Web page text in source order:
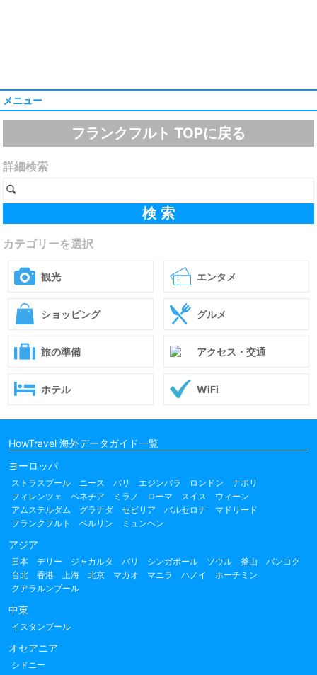
メニュー
フランクフルト TOPに戻る
詳細検索
カテゴリーを選択
観光 エンタメ
ショッピング グルメ
旅の準備 アクセス・交通
ホテル WiFi
HowTravel 海外データガイド一覧
ヨーロッパ
ストラスブール ニース パリ エジンバラ ロンドン
ナポリ
フィレンツェ
ベネチア ミラノ ローマ スイス
ウィーン
アムステルダム
グラナダ セビリア バルセロナ
マドリード
フランクフルト
ベルリン ミュンヘン
アジア
日本 デリー ジャカルタ バリ シンガポール ソウル 釜山
バンコク
台北
香港 上海 北京 マカオ マニラ ハノイ
ホーチミン
クアラルンプール
中東
イスタンブール
オセアニア
シドニー